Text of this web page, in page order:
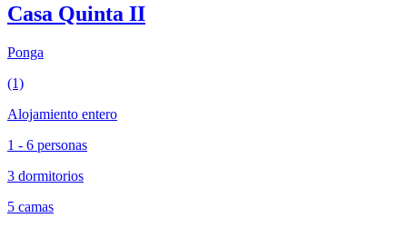
Casa Quinta II
Ponga
(1)
Alojamiento entero
1 - 6 personas
3 dormitorios
5 camas